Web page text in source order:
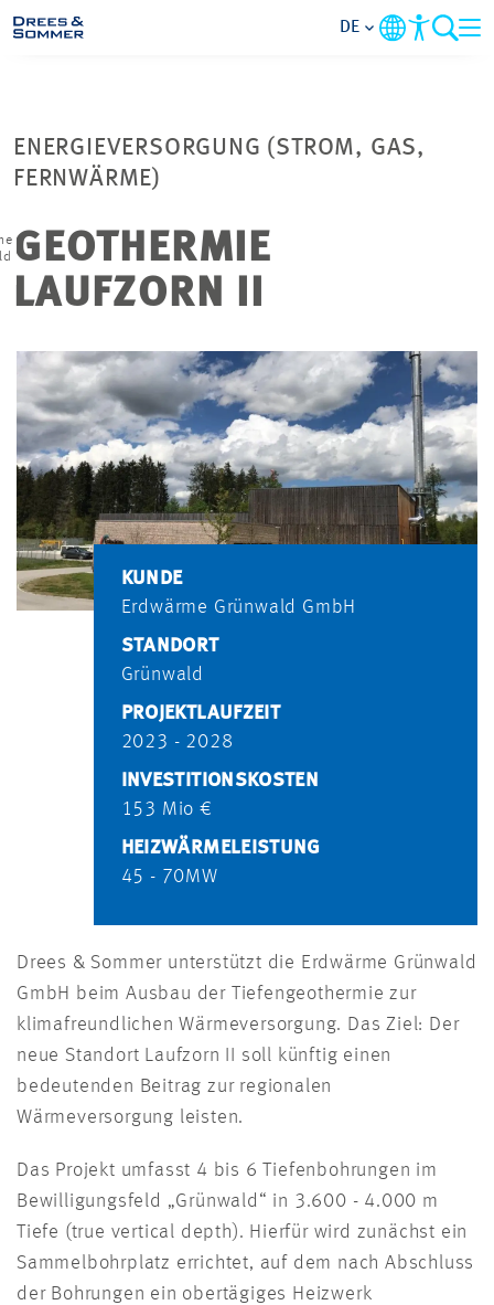
UNTERNEHMEN
IM FOKUS
KARRIERE
PROJEKTE
KONTAKT
DE
ENERGIEVERSORGUNG (STROM, GAS,
FERNWÄRME)
GEOTHERMIE
LAUFZORN II
KUNDE
Erdwärme Grünwald GmbH
STANDORT
Grünwald
PROJEKTLAUFZEIT
2023 - 2028
INVESTITIONSKOSTEN
153 Mio €
HEIZWÄRMELEISTUNG
45 - 70MW
Drees & Sommer unterstützt die Erdwärme Grünwald
GmbH beim Ausbau der Tiefengeothermie zur
klimafreundlichen Wärmeversorgung. Das Ziel: Der
neue Standort Laufzorn II soll künftig einen
bedeutenden Beitrag zur regionalen
Wärmeversorgung leisten.
Das Projekt umfasst 4 bis 6 Tiefenbohrungen im
Bewilligungsfeld „Grünwald“ in 3.600 - 4.000 m
Tiefe (true vertical depth). Hierfür wird zunächst ein
Sammelbohrplatz errichtet, auf dem nach Abschluss
der Bohrungen ein obertägiges Heizwerk